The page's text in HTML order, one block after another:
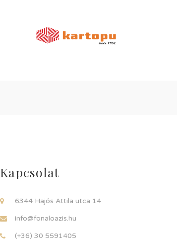
Kapcsolat
6344 Hajós Attila utca 14
info@fonaloazis.hu
(+36) 30 5591405